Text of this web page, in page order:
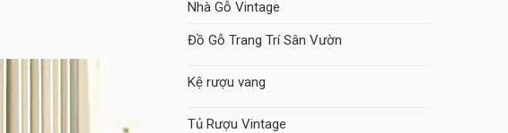
Nhà Gỗ Vintage
Đồ Gỗ Trang Trí Sân Vườn
Kệ rượu vang
Tủ Rượu Vintage